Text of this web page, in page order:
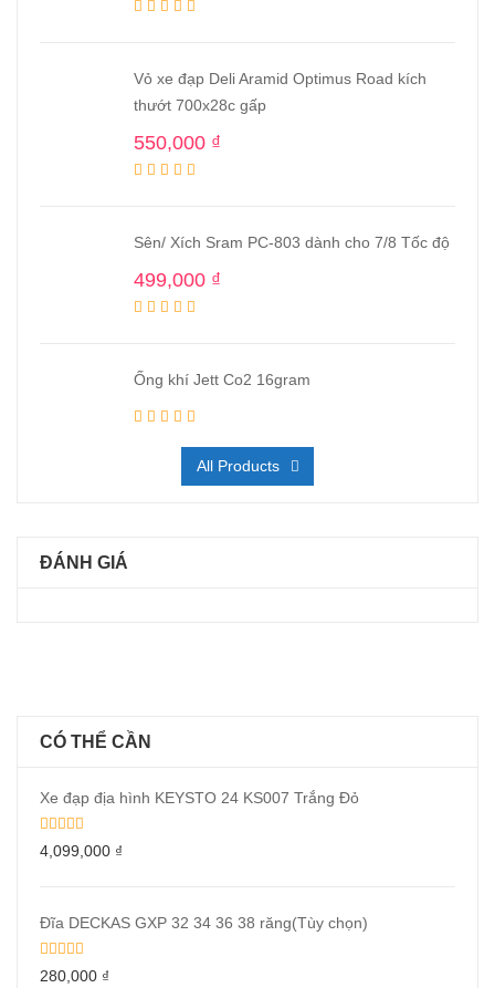
Vỏ xe đạp Deli Aramid Optimus Road kích
thướt 700x28c gấp
550,000 ₫
Sên/ Xích Sram PC-803 dành cho 7/8 Tốc độ
499,000 ₫
Ống khí Jett Co2 16gram
All Products
ĐÁNH GIÁ
CÓ THỂ CẦN
Xe đạp địa hình KEYSTO 24 KS007 Trắng Đỏ
4,099,000 ₫
Đĩa DECKAS GXP 32 34 36 38 răng(Tùy chọn)
280,000 ₫